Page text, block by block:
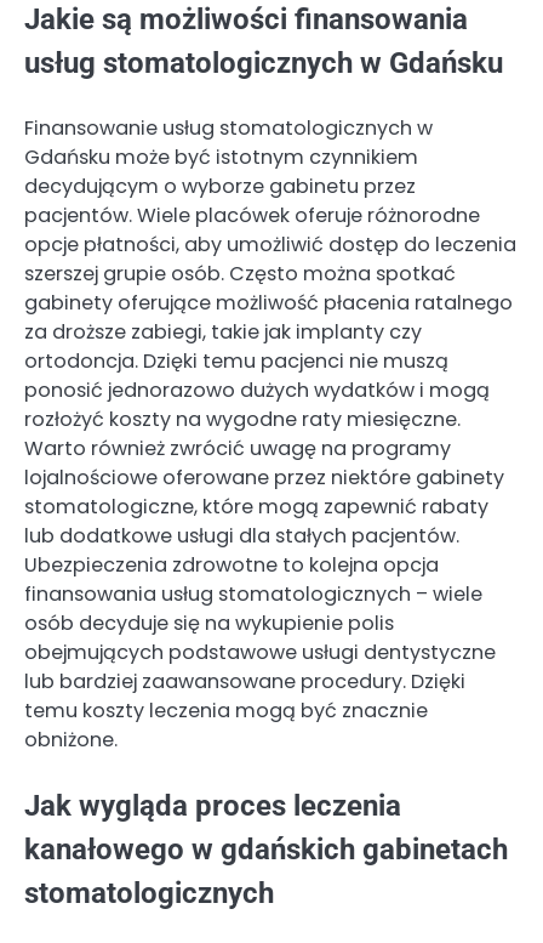
Jakie są możliwości finansowania
usług stomatologicznych w Gdańsku
Finansowanie usług stomatologicznych w
Gdańsku może być istotnym czynnikiem
decydującym o wyborze gabinetu przez
pacjentów. Wiele placówek oferuje różnorodne
opcje płatności, aby umożliwić dostęp do leczenia
szerszej grupie osób. Często można spotkać
gabinety oferujące możliwość płacenia ratalnego
za droższe zabiegi, takie jak implanty czy
ortodoncja. Dzięki temu pacjenci nie muszą
ponosić jednorazowo dużych wydatków i mogą
rozłożyć koszty na wygodne raty miesięczne.
Warto również zwrócić uwagę na programy
lojalnościowe oferowane przez niektóre gabinety
stomatologiczne, które mogą zapewnić rabaty
lub dodatkowe usługi dla stałych pacjentów.
Ubezpieczenia zdrowotne to kolejna opcja
finansowania usług stomatologicznych – wiele
osób decyduje się na wykupienie polis
obejmujących podstawowe usługi dentystyczne
lub bardziej zaawansowane procedury. Dzięki
temu koszty leczenia mogą być znacznie
obniżone.
Jak wygląda proces leczenia
kanałowego w gdańskich gabinetach
stomatologicznych